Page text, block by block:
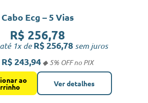
Cabo Ecg – 5 Vias
R$ 256,78
1x deR$256,78sem juros
R$243,94
ao Ver detalhes